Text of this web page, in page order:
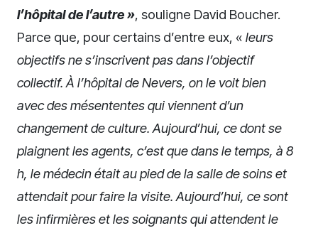
l’hôpital de l’autre », souligne David Boucher.
Parce que, pour certains d’entre eux, « leurs
objectifs ne s’inscrivent pas dans l’objectif
collectif. À l’hôpital de Nevers, on le voit bien
avec des mésententes qui viennent d’un
changement de culture. Aujourd’hui, ce dont se
plaignent les agents, c’est que dans le temps, à 8
h, le médecin était au pied de la salle de soins et
attendait pour faire la visite. Aujourd’hui, ce sont
les infirmières et les soignants qui attendent le